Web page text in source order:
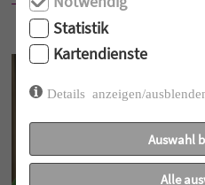
Statistik
Kartendienste
Details anzeigen/
Auswahl
Alle